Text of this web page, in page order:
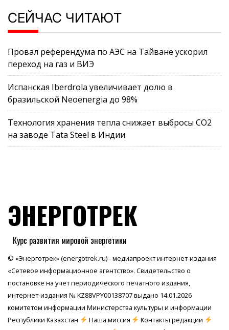
СЕЙЧАС ЧИТАЮТ
Провал референдума по АЭС на Тайване ускорил
переход на газ и ВИЭ
Испанская Iberdrola увеличивает долю в
бразильской Neoenergia до 98%
Технология хранения тепла снижает выбросы CO2
на заводе Tata Steel в Индии
ЭНЕРГОТРЕК
Курс развития мировой энергетики
© «Энерготрек» (energotrek.ru) - медиапроект интернет-издания
«Сетевое информационное агентство». Свидетельство о
постановке на учет периодического печатного издания,
интернет-издания № KZ88VPY00138707 выдано 14.01.2026
комитетом информации Министерства культуры и информации
Республики Казахстан
Наша миссия
Контакты редакции